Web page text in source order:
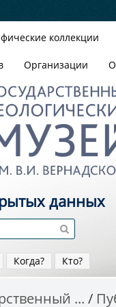
коллекции
Организации
данных
Когда? Кто?
...